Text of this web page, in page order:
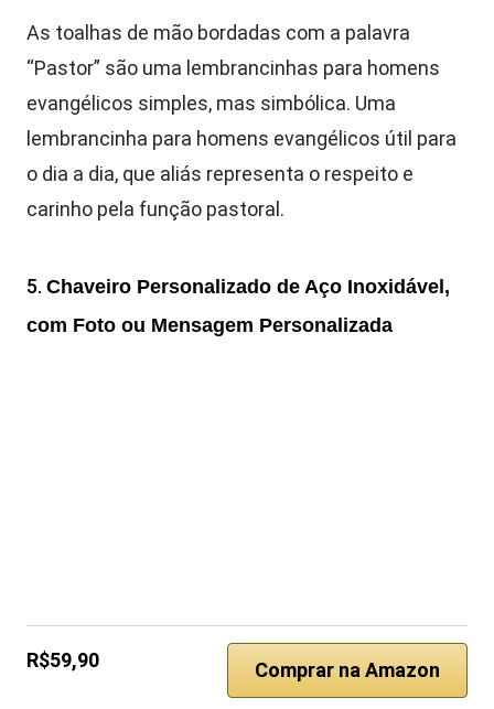
As toalhas de mão bordadas com a palavra
“Pastor” são uma lembrancinhas para homens
evangélicos simples, mas simbólica. Uma
lembrancinha para homens evangélicos útil para
o dia a dia, que aliás representa o respeito e
carinho pela função pastoral.
5. Chaveiro Personalizado de Aço Inoxidável,
com Foto ou Mensagem Personalizada
R$59,90 Comprar na Amazon